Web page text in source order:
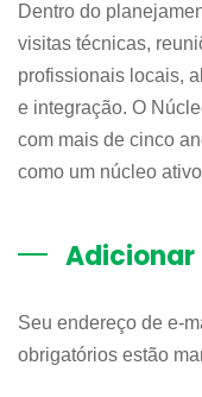
Dentro do
visitas técnicas,
profissionais locais,
e integração. O
com mais de cinco
como um núcleo
Seu endereço de e-
obrigatórios estão